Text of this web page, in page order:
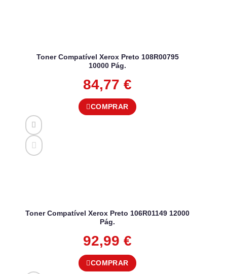
Toner Compatível Xerox Preto 108R00795
10000 Pág.
84,77 €
COMPRAR
Toner Compatível Xerox Preto 106R01149 12000
Pág.
92,99 €
COMPRAR